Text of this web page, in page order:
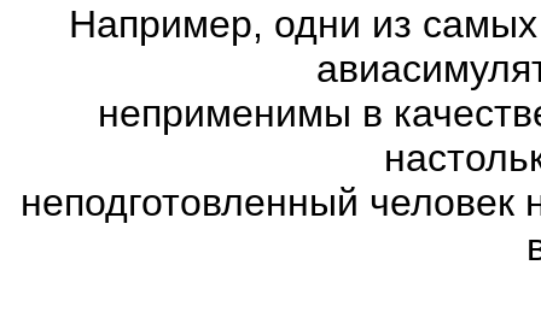
Например, одни из
неприменимы в
неподготовленный